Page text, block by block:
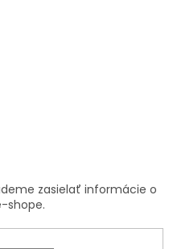
zasielať informácie o
shope.